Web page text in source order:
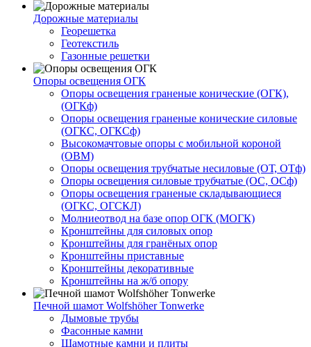
Дорожные материалы
Георешетка
Геотекстиль
Газонные решетки
Опоры освещения ОГК
Опоры освещения граненые конические (ОГК),
(ОГКф)
Опоры освещения граненые конические силовые
(ОГКС, ОГКСф)
Высокомачтовые опоры с мобильной короной
(ОВМ)
Опоры освещения трубчатые несиловые (ОТ, ОТф)
Опоры освещения силовые трубчатые (ОС, ОСф)
Опоры освещения граненые складывающиеся
(ОГКС, ОГСКЛ)
Молниеотвод на базе опор ОГК (МОГК)
Кронштейны для силовых опор
Кронштейны для гранёных опор
Кронштейны приставные
Кронштейны декоративные
Кронштейны на ж/б опору
Печной шамот Wolfshöher Tonwerke
Дымовые трубы
Фасонные камни
Шамотные камни и плиты